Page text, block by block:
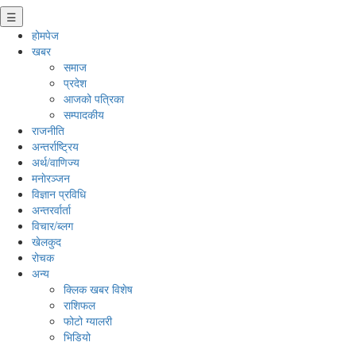
☰
होमपेज
खबर
समाज
प्रदेश
आजको पत्रिका
सम्पादकीय
राजनीति
अन्तर्राष्ट्रिय
अर्थ/वाणिज्य
मनाेरञ्जन
विज्ञान प्रविधि
अन्तरर्वार्ता
विचार/ब्लग
खेलकुद
रोचक
अन्य
क्लिक खबर विशेष
राशिफल
फोटो ग्यालरी
भिडियो